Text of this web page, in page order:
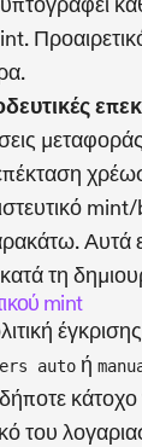
Αυτά
τη
mint
auto ή
του